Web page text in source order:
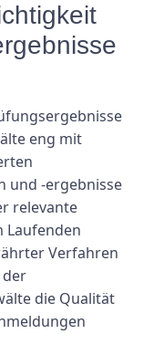
eng mit
und -ergebnisse
relevante
Laufenden
Verfahren
die Qualität